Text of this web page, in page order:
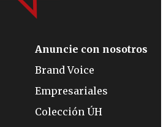
Anuncie con nosotros
Brand Voice
Empresariales
Colección ÚH